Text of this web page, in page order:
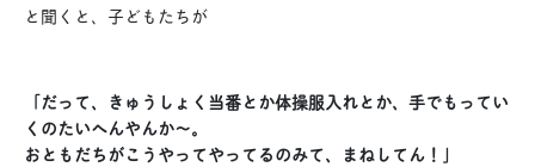
と聞くと、子どもたちが
「だって、きゅうしょく当番とか体操服入れとか、手でもってい
くのたいへんやんか〜。
おともだちがこうやってやってるのみて、まねしてん！」